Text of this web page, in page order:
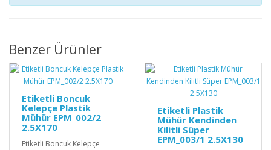
Benzer Ürünler
Etiketli Boncuk
Kelepçe Plastik
Mühür EPM_002/2
2.5X170
Etiketli Boncuk Kelepçe
Etiketli Plastik
Mühür Kendinden
Kilitli Süper
EPM_003/1 2.5X130